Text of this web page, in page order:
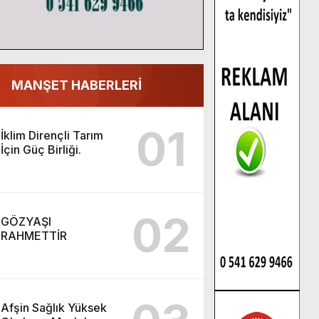
MANŞET HABERLERİ
İklim Dirençli Tarım
İçin Güç Birliği.
01
GÖZYAŞI
RAHMETTİR
02
Afşin Sağlık Yüksek